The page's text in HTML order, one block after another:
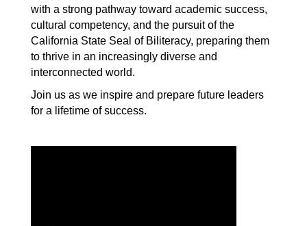
with a strong pathway toward academic success,
cultural competency, and the pursuit of the
California State Seal of Biliteracy, preparing them
to thrive in an increasingly diverse and
interconnected world.
Join us as we inspire and prepare future leaders
for a lifetime of success.